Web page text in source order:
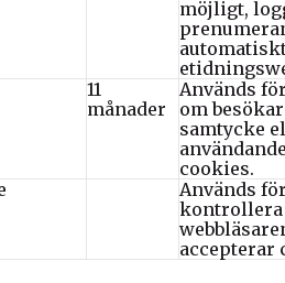
möjligt,
11
månader
Används
om
samtycke
cookies.
Används
kontrollera
accepterar